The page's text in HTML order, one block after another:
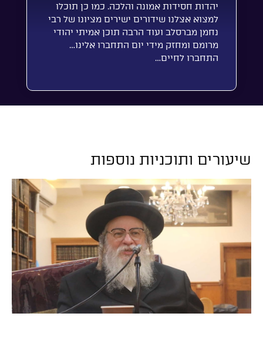
יהדות חסידות אמונה והלכה. כמו כן תוכלו
למצוא אצלנו שידורים ישירים מציונו של רבי
נחמן מברסלב ועוד הרבה תוכן אמיתי יהודי
מרומם ומחזק מידי יום התחברו אלינו…
התחברו לחיים…
שיעורים ותוכניות נוספות